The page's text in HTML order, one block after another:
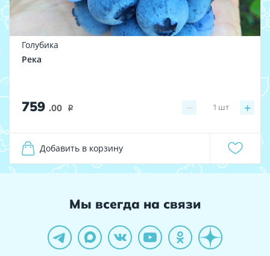
Голубика
Река
759 .00 i − +
1 шт
Добавить в корзину
Мы всегда на связи